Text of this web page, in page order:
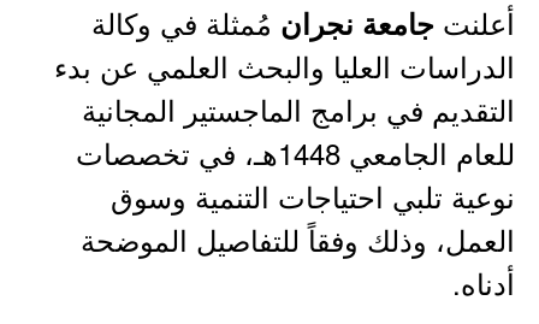
أعلنت جامعة نجران مُمثلة في وكالة
الدراسات العليا والبحث العلمي عن بدء
التقديم في برامج الماجستير المجانية
للعام الجامعي 1448هـ، في تخصصات
نوعية تلبي احتياجات التنمية وسوق
العمل، وذلك وفقاً للتفاصيل الموضحة
أدناه.